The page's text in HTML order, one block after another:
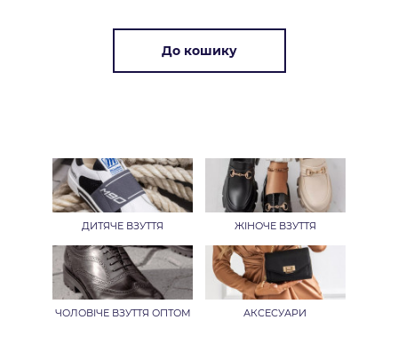
До кошику
ДИТЯЧЕ ВЗУТТЯ ЖІНОЧЕ ВЗУТТЯ
ЧОЛОВІЧЕ ВЗУТТЯ ОПТОМ АКСЕСУАРИ